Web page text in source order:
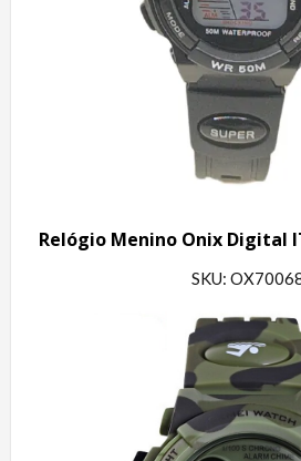
Relógio Menino Onix Digital
SKU: